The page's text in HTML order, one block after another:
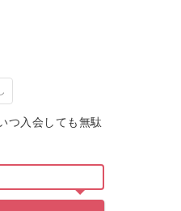
つ入会しても無駄